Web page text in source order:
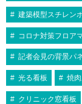
建築模型スチレン
コロナ対策フロア
記者会見の背景パ
光る看板 焼
クリニック窓看板